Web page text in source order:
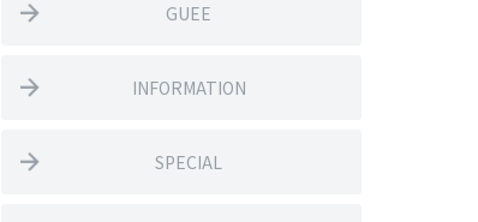
GUEE
INFORMATION
SPECIAL